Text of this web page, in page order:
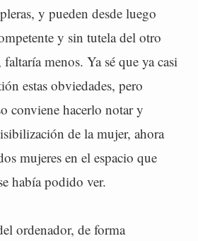
y pueden desde luego
y sin tutela del otro
menos. Ya sé que ya casi
estas obviedades, pero
conviene hacerlo notar y
de la mujer, ahora
mujeres en el espacio que
había podido ver.
ordenador, de forma